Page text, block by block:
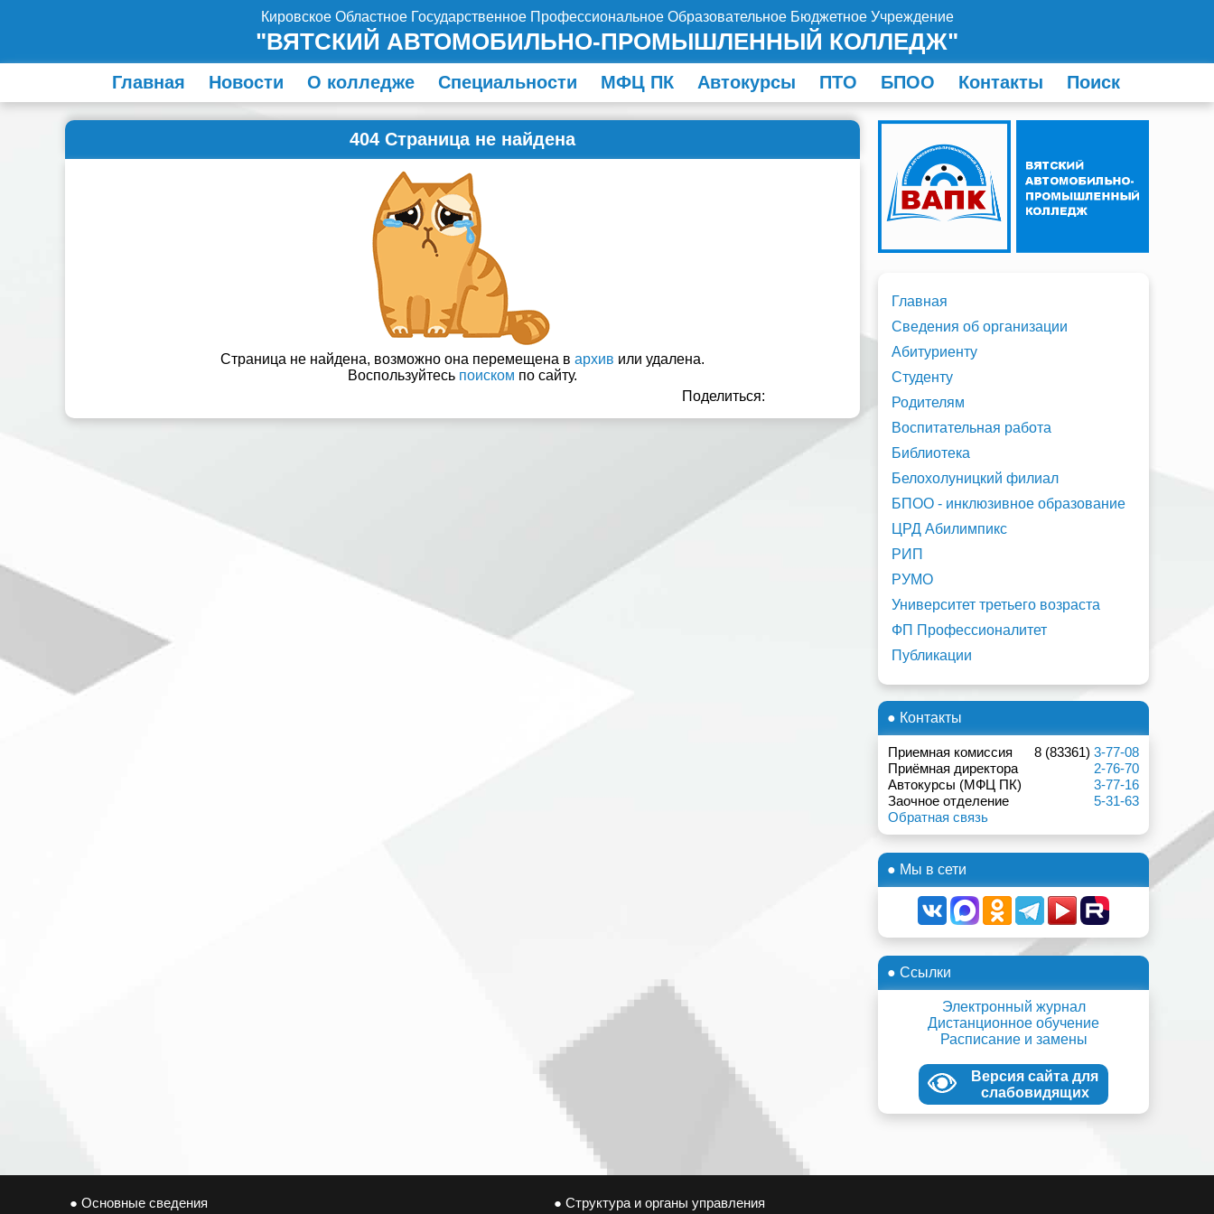
Кировское Областное Государственное Профессиональное Образовательное Бюджетное Учреждение
"ВЯТСКИЙ АВТОМОБИЛЬНО-ПРОМЫШЛЕННЫЙ КОЛЛЕДЖ"
Главная Новости О колледже Специальности МФЦ ПК Автокурсы ПТО БПОО Контакты Поиск
404 Страница не найдена
Страница не найдена, возможно она перемещена в архив или удалена.
Воспользуйтесь поиском по сайту.
Поделиться:
Главная
Сведения об организации
Абитуриенту
Студенту
Родителям
Воспитательная работа
Библиотека
Белохолуницкий филиал
БПОО - инклюзивное образование
ЦРД Абилимпикс
РИП
РУМО
Университет третьего возраста
ФП Профессионалитет
Публикации
● Контакты
Приемная комиссия 8 (83361) 3-77-08
Приёмная директора
2-76-70
Автокурсы (МФЦ ПК)
3-77-16
Заочное отделение
5-31-63
Обратная связь
● Мы в сети
● Ссылки
Электронный журнал
Дистанционное обучение
Расписание и замены
Версия сайта для
слабовидящих
● Основные сведения ● Структура и органы управления